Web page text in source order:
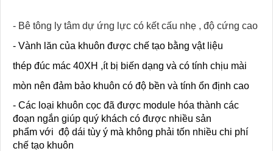
- Bê tông ly tâm dự ứng lực có kết cấu nhẹ , độ cứng cao
- Vành lăn của khuôn được chế tạo bằng vật liệu
thép đúc mác 40XH ,ít bị biến dạng và có tính chịu mài
mòn nên đảm bảo khuôn có độ bền và tính ổn định cao
- Các loại khuôn cọc đã được module hóa thành các
đoạn ngắn giúp quý khách có được nhiều sản
phẩm với độ dái tùy ý mà không phải tốn nhiều chi phí
chế tạo khuôn